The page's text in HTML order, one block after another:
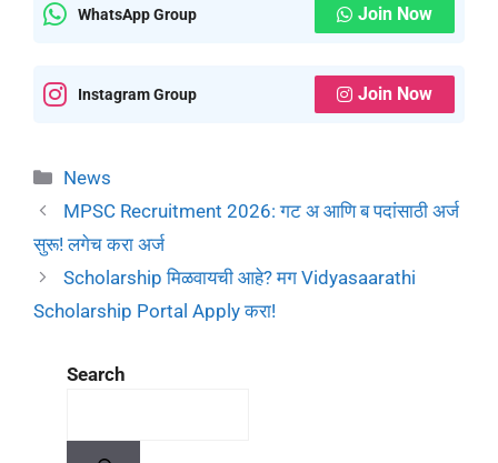
WhatsApp Group Join Now
Instagram Group Join Now
News
MPSC Recruitment 2026: गट अ आणि ब पदांसाठी अर्ज
सुरू! लगेच करा अर्ज
Scholarship मिळवायची आहे? मग Vidyasaarathi
Scholarship Portal Apply करा!
Search